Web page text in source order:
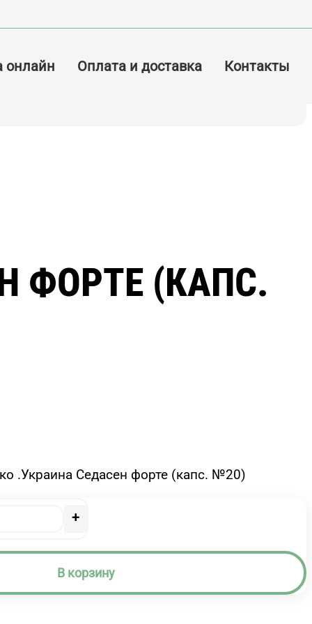
онлайн Оплата и доставка Контакты
ФОРТЕ (КАПС.
.Украина Седасен форте (капс. №20)
+
В корзину